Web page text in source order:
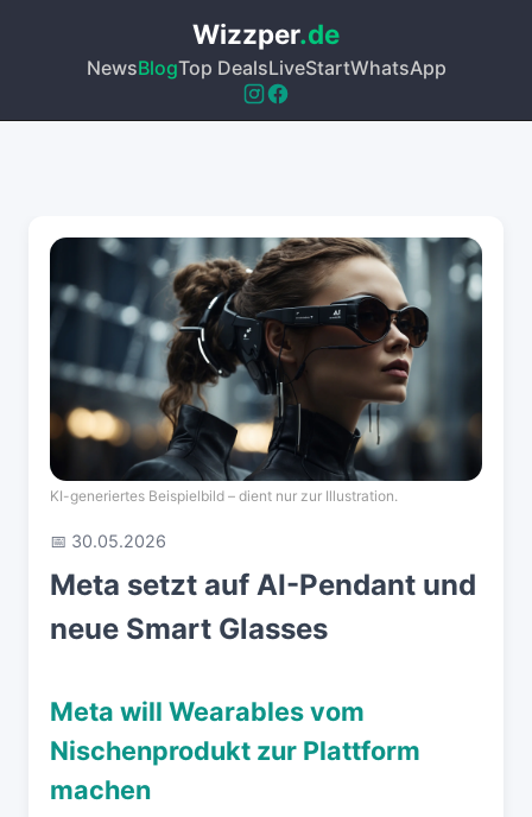
Wizzper.de
NewsBlogTop DealsLiveStartWhatsApp
KI-generiertes Beispielbild – dient nur zur Illustration.
📅 30.05.2026
Meta setzt auf AI-Pendant und
neue Smart Glasses
Meta will Wearables vom
Nischenprodukt zur Plattform
machen